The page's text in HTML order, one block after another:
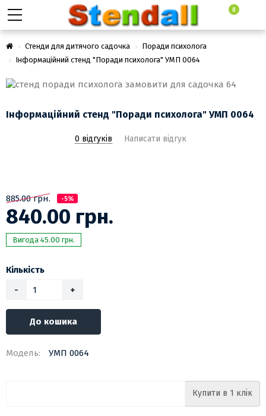
0
Стенди для дитячого садочка
Поради психолога
Інформаційний стенд "Поради психолога" УМП 0064
Інформаційний стенд "Поради психолога" УМП 0064
0 відгуків Написати відгук
885.00 грн. -5%
840.00 грн.
Вигода 45.00 грн.
Кількість
-
+
До кошика
Модель: УМП 0064
Купити в 1 клік